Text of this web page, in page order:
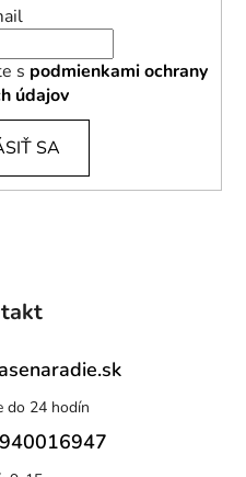
s podmienkami ochrany
údajov
SA